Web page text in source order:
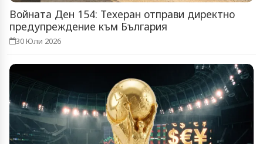
Войната Ден 154: Техеран отправи директно
предупреждение към България
30 Юли 2026